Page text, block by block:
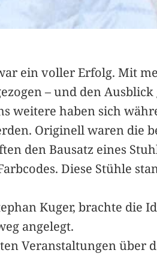
ein voller Erfolg. Mit
– und den Ausblick
haben sich
Originell waren die
den Bausatz eines
Diese Stühle
Kuger, brachte die
angelegt.
Veranstaltungen über